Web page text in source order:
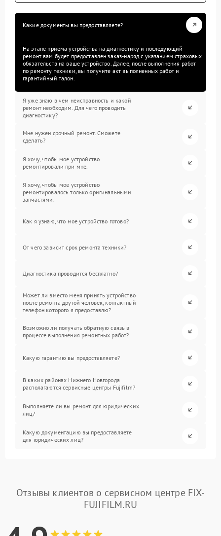
Какие документы вы предоставляете?
На этапе приема устройства на диагностику и последующий
ремонт вам будет предоставлен заказ-наряд с указанием страховых
обязательств на ваше устройство. Далее, после выполнения работ
по ремонту техники, вы получите акт выполненных работ и
гарантийный талон.
Я уже знаю в чем неисправность и какой
ремонт необходим. Для чего проводить
диагностику?
Мне нужен срочный ремонт. Сможете
сделать?
Я хочу, чтобы мое устройство
ремонтировали при мне.
Я хочу, чтобы мое устройство
ремонтировалось только оригинальными
запчастями.
Как я узнаю, что мое устройство готово?
От чего зависит срок ремонта техники?
Диагностика проводится бесплатно?
Может ли вместо меня принять устройство
после ремонта другой человек, контактный
телефон которого я предоставлю?
Возможно ли получать обратную связь в
процессе выполнения ремонтных работ?
Какую гарантию вы предоставляете?
В каких районах Нижнего Новгорода
располагаются сервисные центры Fujifilm?
Выполняете ли вы ремонт для юридических
лиц?
Какую документацию вы предоставляете
для юридических лиц?
Отзывы клиентов о сервисном центре FIX-
FUJIFILM.RU